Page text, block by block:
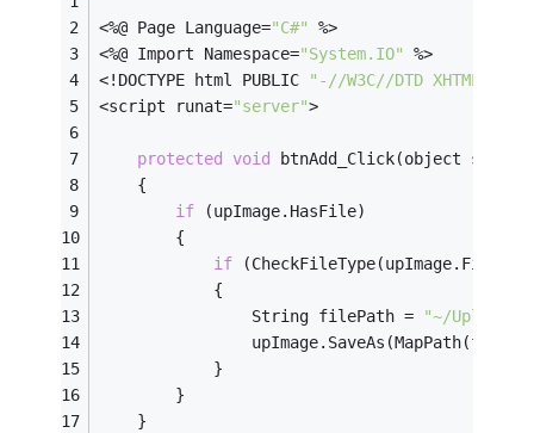
<%@ Page Language="C#"
%>
<%@ Import Namespace="System.IO"
%>
<!DOCTYPE html PUBLIC
"-//W3C//DTD XHTML
<script runat="server">
protected void
btnAdd_Click(object
    {
if (upImage.HasFile)
        {
if
            {
				String filePath =
"~/
            }
        }
    }